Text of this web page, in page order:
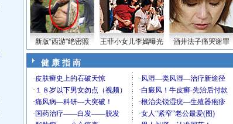
新版“西游”绝密照 王菲小女儿李嫣曝光 酒井法子痛哭谢罪
健 康 指 南